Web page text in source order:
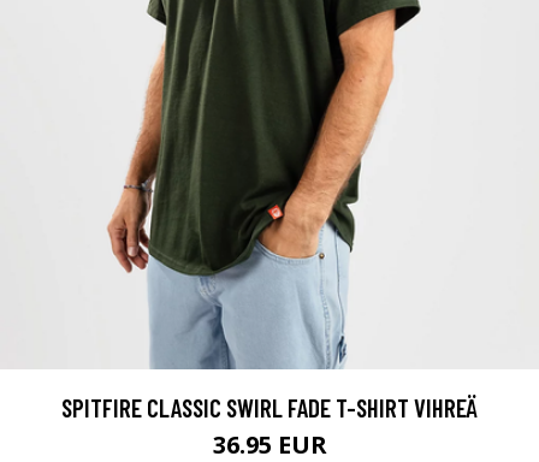
SPITFIRE CLASSIC SWIRL FADE T-SHIRT VIHREÄ
36.95 EUR